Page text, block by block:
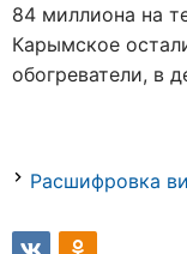
84 миллиона на
Карымское
обогреватели, в
Расшифровка